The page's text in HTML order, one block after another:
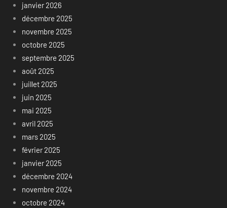
janvier 2026
décembre 2025
novembre 2025
octobre 2025
septembre 2025
août 2025
juillet 2025
juin 2025
mai 2025
avril 2025
mars 2025
février 2025
janvier 2025
décembre 2024
novembre 2024
octobre 2024